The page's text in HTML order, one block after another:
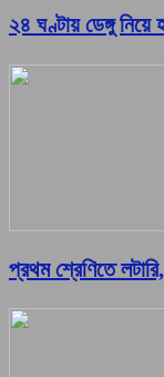
২৪ ঘণ্টায় ডেঙ্গু নিয়ে
প্রথম শ্রেণিতে